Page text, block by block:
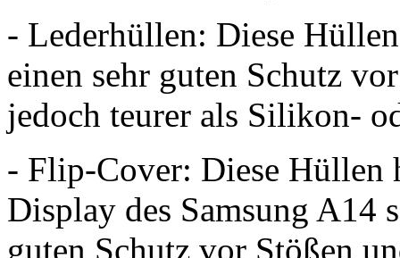
- Lederhüllen: Diese
einen sehr guten Schutz
jedoch teurer als Silikon-
- Flip-Cover: Diese Hüllen
Display des Samsung A14
guten Schutz vor Stößen